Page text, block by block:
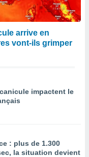
arrive en
vont-ils grimper
impactent le
: plus de 1.300
la situation devient